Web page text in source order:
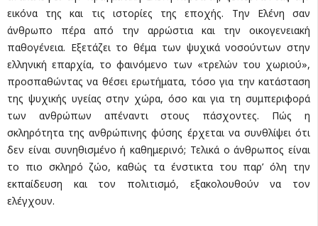
εικόνα της και τις ιστορίες της εποχής. Την Ελένη σαν
άνθρωπο πέρα από την αρρώστια και την οικογενειακή
παθογένεια. Εξετάζει το θέμα των ψυχικά νοσούντων στην
ελληνική επαρχία, το φαινόμενο των «τρελών του χωριού»,
προσπαθώντας να θέσει ερωτήματα, τόσο για την κατάσταση
της ψυχικής υγείας στην χώρα, όσο και για τη συμπεριφορά
των ανθρώπων απέναντι στους πάσχοντες. Πώς η
σκληρότητα της ανθρώπινης φύσης έρχεται να συνθλίψει ότι
δεν είναι συνηθισμένο ή καθημερινό; Τελικά ο άνθρωπος είναι
το πιο σκληρό ζώο, καθώς τα ένστικτα του παρ’ όλη την
εκπαίδευση και τον πολιτισμό, εξακολουθούν να τον
ελέγχουν.